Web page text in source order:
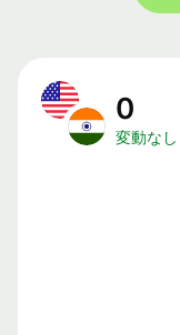
0
変動なし